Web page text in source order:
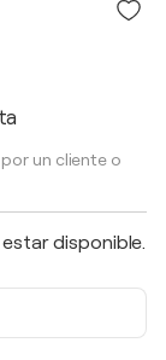
un cliente o
disponible.